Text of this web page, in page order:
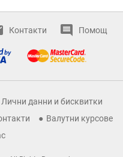
Контакти Помощ
Лични данни и бисквитки
Валутни курсове